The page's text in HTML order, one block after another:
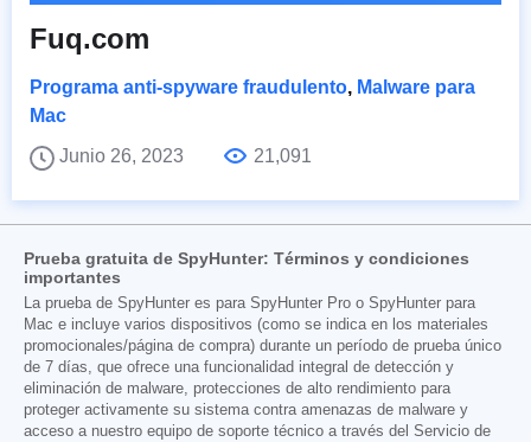
Fuq.com
Programa anti-spyware fraudulento, Malware para
Mac
Junio 26, 2023
21,091
Prueba gratuita de SpyHunter: Términos y condiciones
importantes
La prueba de SpyHunter es para SpyHunter Pro o SpyHunter para
Mac e incluye varios dispositivos (como se indica en los materiales
promocionales/página de compra) durante un período de prueba único
de 7 días, que ofrece una funcionalidad integral de detección y
eliminación de malware, protecciones de alto rendimiento para
proteger activamente su sistema contra amenazas de malware y
acceso a nuestro equipo de soporte técnico a través del Servicio de